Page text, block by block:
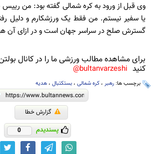
وی قبل از ورود به کره شمالی گفته بود: من
یا سفیر نیستم. من فقط یک ورزشکارم و دلیل
گسترش صلح در سراسر جهان است و در ازای آن
برای مشاهده مطالب ورزشی ما را در کانال
کنید bultanvarzeshi@
برچسب ها: رهبر ، کره شمالی ، بستکتبال ، هدیه
گزارش خطا
پسندیدم 0